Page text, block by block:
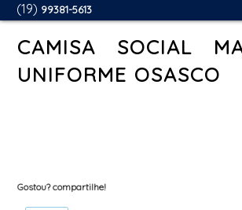
(19) 99381-5613
CAMISA SOCIAL
UNIFORME OSASCO
Gostou? compartilhe!